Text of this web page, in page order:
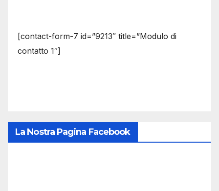
[contact-form-7 id=”9213″ title=”Modulo di
contatto 1″]
La Nostra Pagina Facebook